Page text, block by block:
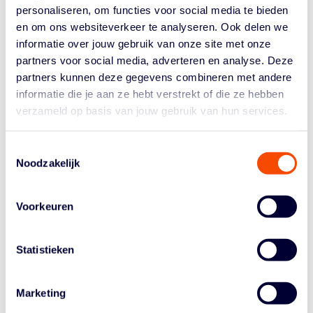
personaliseren, om functies voor social media te bieden
en om ons websiteverkeer te analyseren. Ook delen we
informatie over jouw gebruik van onze site met onze
partners voor social media, adverteren en analyse. Deze
partners kunnen deze gegevens combineren met andere
informatie die je aan ze hebt verstrekt of die ze hebben
verzameld op basis van jouw gebruik van hun services.
Noodzakelijk
Voorkeuren
Statistieken
Marketing
Lange tijd leek Landstede Hammers, voor het eerst
Europees actief, woensdagavond meteen maar af te
stevenen op de eerste winstpartij in de FIBA Europe
Cup, maar in de slotminuten was het toch Keravnos dat
er met de zege vandoor ging. Op Cyprus won de
thuisploeg met88-85.
Historie